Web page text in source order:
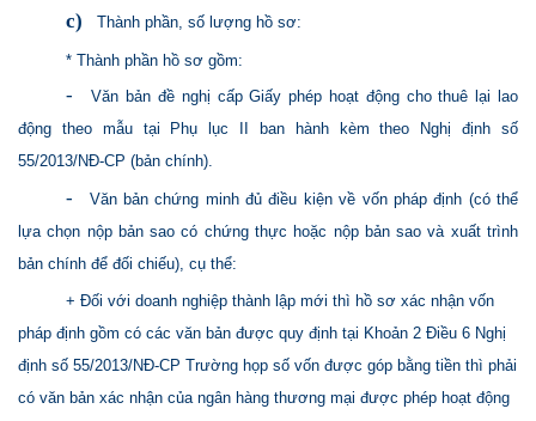
c) Thành phần, số lượng hồ sơ:
* Thành phần hồ sơ gồm:
-
Văn bản đề nghị cấp Giấy phép hoạt động cho thuê lại lao
động theo mẫu tại Phụ lục II ban hành kèm theo Nghị định số
55/2013/NĐ-CP (bản chính).
-
Văn bản chứng minh đủ điều kiện về vốn pháp định (có thể
lựa chọn nộp bản sao có chứng thực hoặc nộp bản sao và xuất trình
bản chính để đối chiếu), cụ thể:
+ Đối với doanh nghiệp thành lập mới thì hồ sơ xác nhận vốn
pháp định gồm có các văn bản được quy định tại Khoản 2 Điều 6 Nghị
định số 55/2013/NĐ-CP Trường họp số vốn được góp bằng tiền thì phải
có văn bản xác nhận của ngân hàng thương mại được phép hoạt động